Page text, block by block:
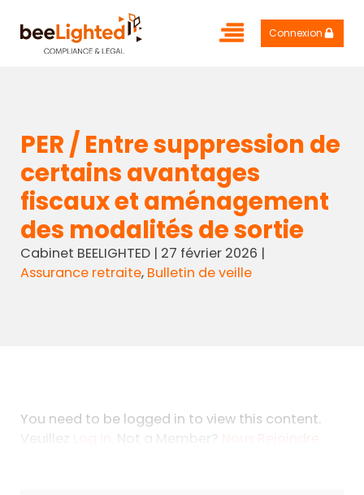
Connexion
PER / Entre suppression de
certains avantages
fiscaux et aménagement
des modalités de sortie
Cabinet BEELIGHTED| 27 février 2026 |
Assurance retraite, Bulletin de veille
You need to be logged in to view this content.
Veuillez
. Not a Member?